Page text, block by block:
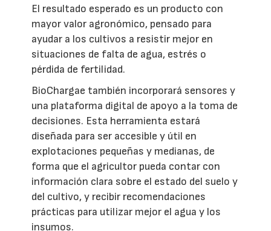
El resultado esperado es un producto con
mayor valor agronómico, pensado para
ayudar a los cultivos a resistir mejor en
situaciones de falta de agua, estrés o
pérdida de fertilidad.
BioChargae también incorporará sensores y
una plataforma digital de apoyo a la toma de
decisiones. Esta herramienta estará
diseñada para ser accesible y útil en
explotaciones pequeñas y medianas, de
forma que el agricultor pueda contar con
información clara sobre el estado del suelo y
del cultivo, y recibir recomendaciones
prácticas para utilizar mejor el agua y los
insumos.